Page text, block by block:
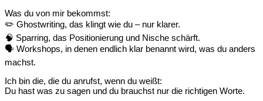
Was du von mir bekommst:
✏️ Ghostwriting, das klingt wie du – nur klarer.
🧠 Sparring, das Positionierung und Nische schärft.
🗣️ Workshops, in denen endlich klar benannt wird, was du anders
machst.
Ich bin die, die du anrufst, wenn du weißt:
Du hast was zu sagen und du brauchst nur die richtigen Worte.